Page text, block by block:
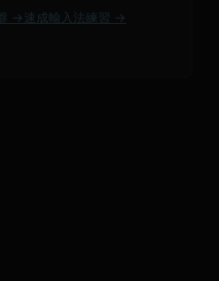
→ 速成輸入法練習 →